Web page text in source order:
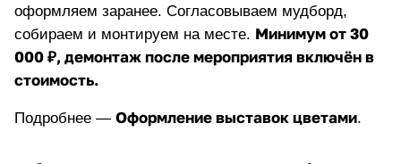
оформляем заранее. Согласовываем мудборд,
собираем и монтируем на месте. Минимум от 30
000 ₽, демонтаж после мероприятия включён в
стоимость.
Подробнее — Оформление выставок цветами.